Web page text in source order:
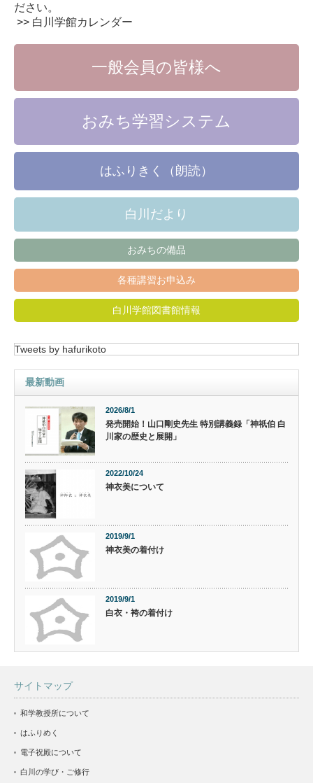
ださい。
>> 白川学館カレンダー
一般会員の皆様へ
おみち学習システム
はふりきく（朗読）
白川だより
おみちの備品
各種講習お申込み
白川学館図書館情報
Tweets by hafurikoto
最新動画
2026/8/1
発売開始！山口剛史先生 特別講義録「神祇伯 白
川家の歴史と展開」
2022/10/24
神衣美について
2019/9/1
神衣美の着付け
2019/9/1
白衣・袴の着付け
サイトマップ
和学教授所について
はふりめく
電子祝殿について
白川の学び・ご修行